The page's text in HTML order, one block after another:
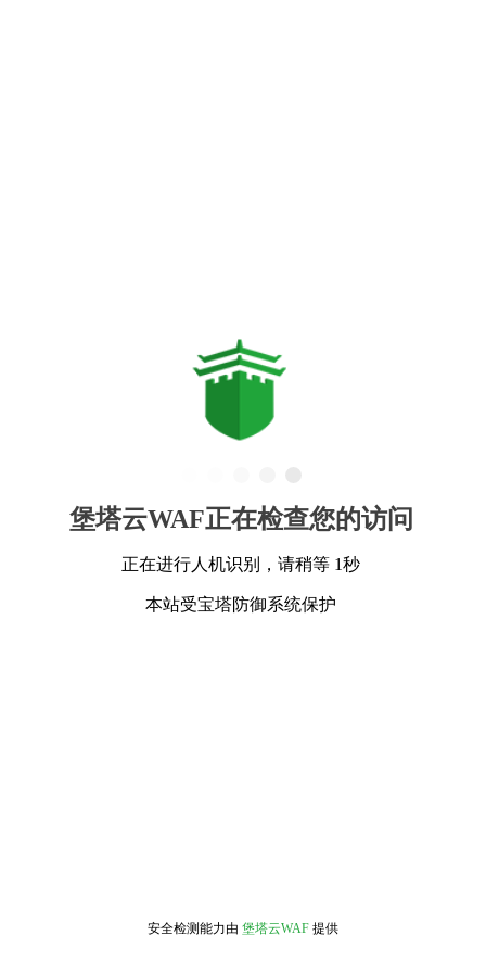
堡塔云WAF正在检查您的访问
正在进行人机识别，请稍等 1秒
本站受宝塔防御系统保护
安全检测能力由 堡塔云WAF 提供